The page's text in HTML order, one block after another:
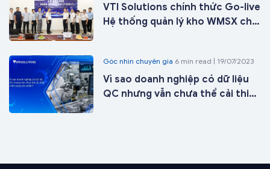
VTI Solutions chính thức Go-live
Hệ thống quản lý kho WMSX cho
ngày triển khai
Góc nhìn chuyên gia 6 min read | 19/07/2023
Vì sao doanh nghiệp có dữ liệu
QC nhưng vẫn chưa thể cải thiện